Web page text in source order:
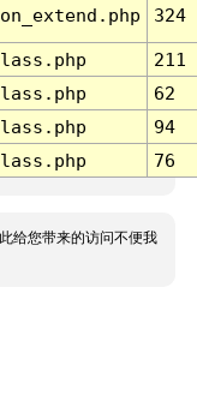
324
211
62
94
76
给您带来的访问不便我